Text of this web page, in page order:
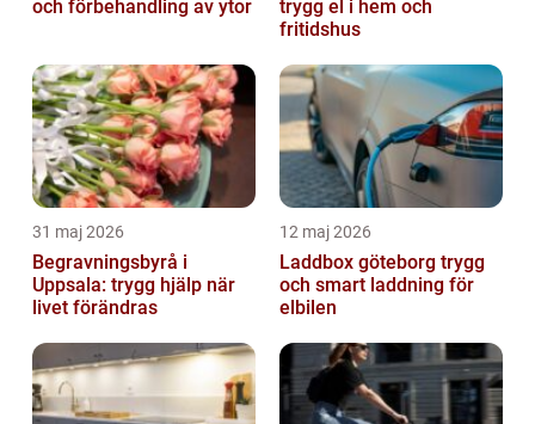
och förbehandling av ytor
trygg el i hem och
fritidshus
31 maj 2026
Begravningsbyrå i
Uppsala: trygg hjälp när
livet förändras
12 maj 2026
Laddbox göteborg trygg
och smart laddning för
elbilen